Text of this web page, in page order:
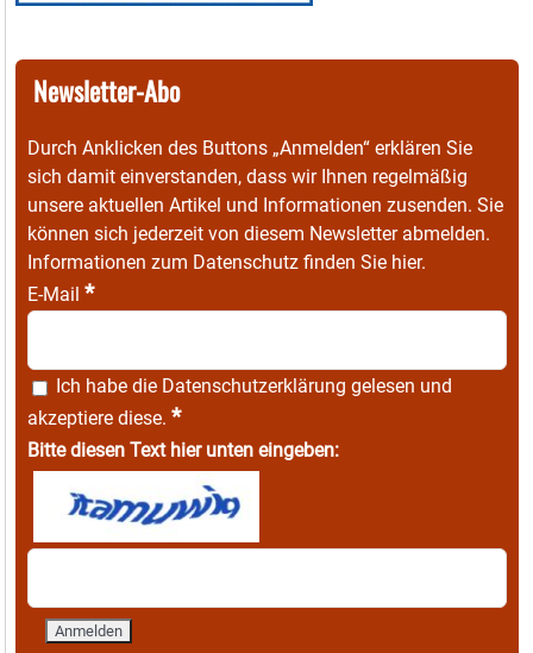
Newsletter-Abo
Durch Anklicken des Buttons „Anmelden“ erklären Sie
sich damit einverstanden, dass wir Ihnen regelmäßig
unsere aktuellen Artikel und Informationen zusenden. Sie
können sich jederzeit von diesem Newsletter abmelden.
Informationen zum Datenschutz finden Sie hier.
E-Mail *
Ich habe die Datenschutzerklärung gelesen und
akzeptiere diese. *
Bitte diesen Text hier unten eingeben: